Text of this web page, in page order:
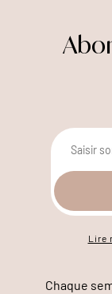
Lire
Chaque